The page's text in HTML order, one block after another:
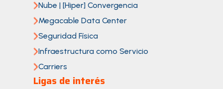
Nube | [Hiper] Convergencia
Megacable Data Center
Seguridad Física
Infraestructura como Servicio
Carriers
Ligas de interés